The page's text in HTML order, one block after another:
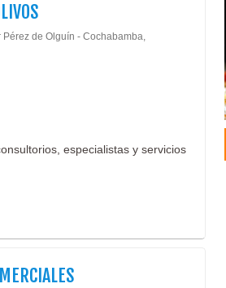
Pérez de Olguín - Cochabamba,
especialistas y servicios